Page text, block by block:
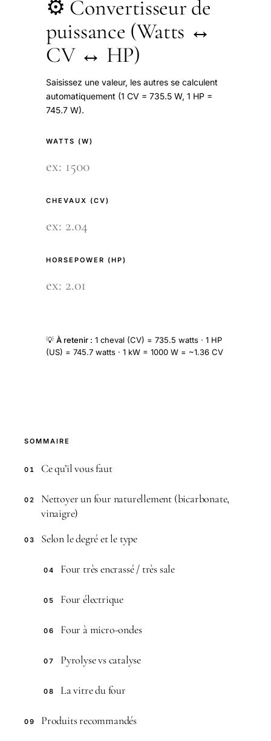
⚙️ Convertisseur de
puissance (Watts ↔
CV ↔ HP)
Saisissez une valeur, les autres se calculent
automatiquement (1 CV = 735.5 W, 1 HP =
745.7 W).
WATTS (W)
CHEVAUX (CV)
HORSEPOWER (HP)
💡 À retenir : 1 cheval (CV) = 735.5 watts · 1 HP
(US) = 745.7 watts · 1 kW = 1000 W = ~1.36 CV
SOMMAIRE
01 Ce qu’il vous faut
02
Nettoyer un four naturellement (bicarbonate,
vinaigre)
03 Selon le degré et le type
04 Four très encrassé / très sale
05 Four électrique
06 Four à micro-ondes
07 Pyrolyse vs catalyse
08 La vitre du four
09 Produits recommandés